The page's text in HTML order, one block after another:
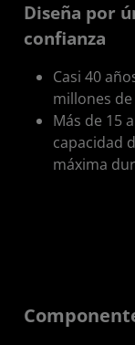
Diseña por
confianza
Casi 40
millones
Más de 15
capacidad
máxima